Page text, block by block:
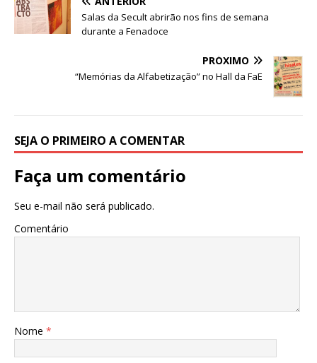
o
o
p
p
g
e
m n
Salas da Secult abrirão nos fins de semana
durante a Fenadoce
PRÓXIMO
“Memórias da Alfabetização” no Hall da FaE
SEJA O PRIMEIRO A COMENTAR
Faça um comentário
Seu e-mail não será publicado.
Comentário
Nome *